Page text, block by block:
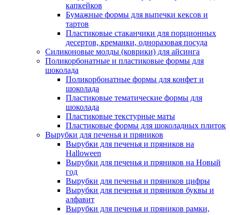
капкейков
Бумажные формы для выпечки кексов и
тартов
Пластиковые стаканчики для порционных
десертов, креманки, одноразовая посуда
Силиконовые молды (коврики) для айсинга
Поликорбонатные и пластиковые формы для
шоколада
Поликорбонатные формы для конфет и
шоколада
Пластиковые тематические формы для
шоколада
Пластиковые текстурные маты
Пластиковые формы для шоколадных плиток
Вырубки для печенья и пряников
Вырубки для печенья и пряников на
Halloween
Вырубки для печенья и пряников на Новый
год
Вырубки для печенья и пряников цифры
Вырубки для печенья и пряников буквы и
алфавит
Вырубки для печенья и пряников рамки,